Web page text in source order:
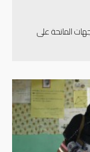
المانحة على